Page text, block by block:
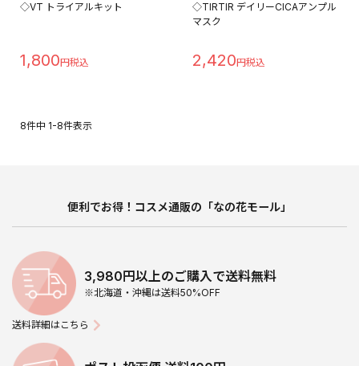
◇VT トライアルキット
1,800
◇TIRTIR デイリーCICAアンプル
マスク
2,420
8件中 1-8件表示
便利でお得！コスメ通販の「なの花モール」
3,980円以上のご購入で送料無料
※北海道・沖縄は送料50%OFF
送料詳細はこちら